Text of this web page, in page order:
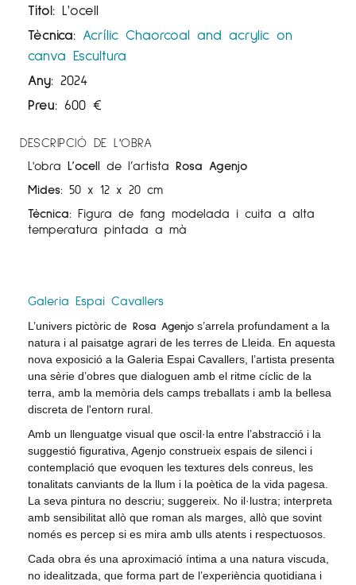
Títol: L'ocell
Tècnica: Acrílic Chaorcoal and acrylic on
canva Escultura
Any: 2024
Preu: 600 €
DESCRIPCIÓ DE L'OBRA
L'obra L’ocell de l’artista Rosa Agenjo
Mides: 50 x 12 x 20 cm
Tècnica: Figura de fang modelada i cuita a alta
temperatura pintada a mà
Galeria Espai Cavallers
L’univers pictòric de Rosa Agenjo s’arrela profundament a la
natura i al paisatge agrari de les terres de Lleida. En aquesta
nova exposició a la Galeria Espai Cavallers, l’artista presenta
una sèrie d’obres que dialoguen amb el ritme cíclic de la
terra, amb la memòria dels camps treballats i amb la bellesa
discreta de l'entorn rural.
Amb un llenguatge visual que oscil·la entre l’abstracció i la
suggestió figurativa, Agenjo construeix espais de silenci i
contemplació que evoquen les textures dels conreus, les
tonalitats canviants de la llum i la poètica de la vida pagesa.
La seva pintura no descriu; suggereix. No il·lustra; interpreta
amb sensibilitat allò que roman als marges, allò que sovint
només es percep si es mira amb ulls atents i respectuosos.
Cada obra és una aproximació íntima a una natura viscuda,
no idealitzada, que forma part de l’experiència quotidiana i